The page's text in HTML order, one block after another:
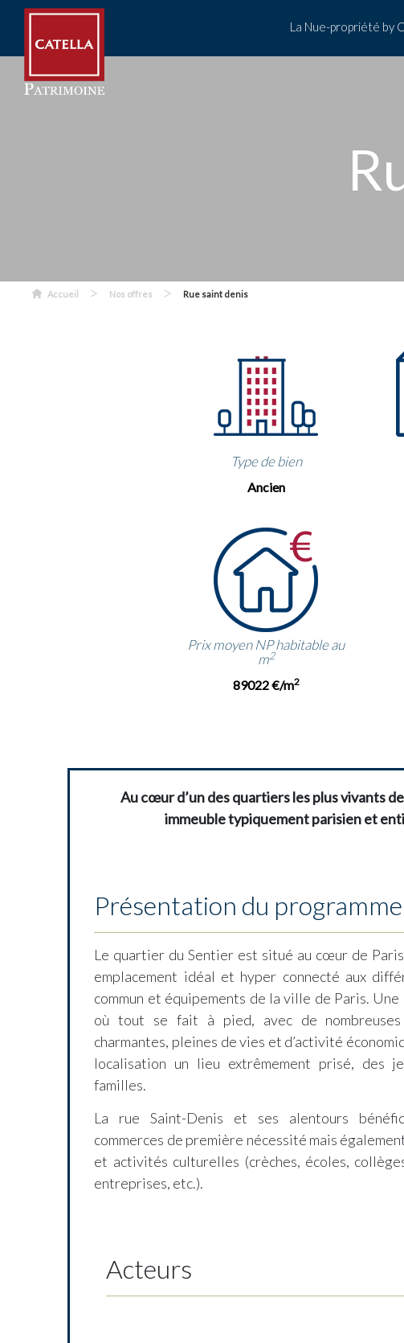
La Nue-propriété by
Accueil > Nos offres > Rue saint denis
Type de bien
Ancien
Prix moyen NP habitable au
m2
89022 €/m2
Au cœur d’un des quartiers les plus vivants
immeuble typiquement parisien et
Présentation du programme
Le quartier du Sentier est situé au cœur de
emplacement idéal et hyper connecté aux
commun et équipements de la ville de Paris. Une
où tout se fait à pied, avec de
charmantes, pleines de vies et d’activité
localisation un lieu extrêmement prisé, des
familles.
La rue Saint-Denis et ses alentours
commerces de première nécessité mais
et activités culturelles (crèches, écoles,
entreprises, etc.).
Acteurs